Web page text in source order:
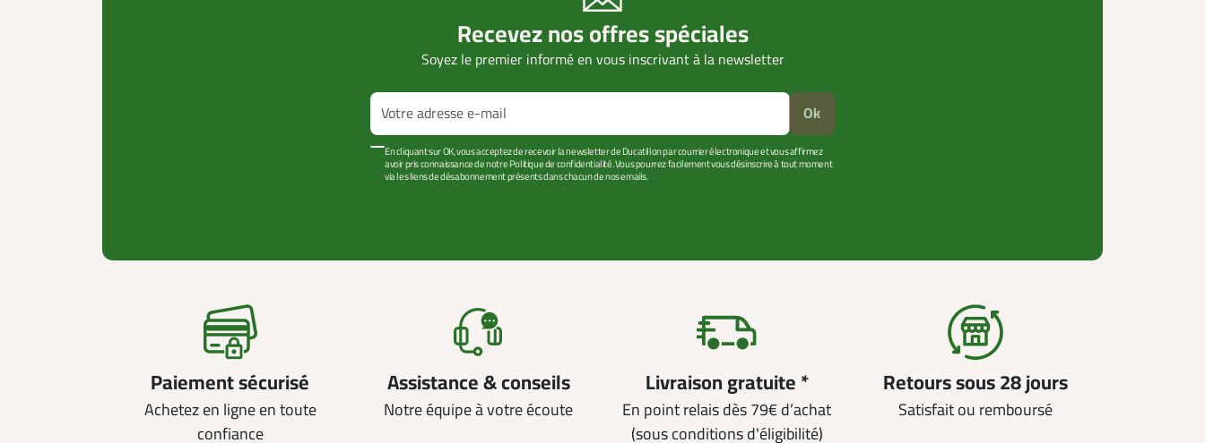
Recevez nos offres spéciales
Soyez le premier informé en vous inscrivant à la newsletter
Ok
En cliquant sur OK, vous acceptez de recevoir la newsletter de Ducatillon par courrier électronique et vous affirmez
avoir pris connaissance de notre Politique de confidentialité. Vous pourrez facilement vous désinscrire à tout moment
via les liens de désabonnement présents dans chacun de nos emails.
Paiement sécurisé
Achetez en ligne en toute
confiance
Assistance & conseils
Notre équipe à votre écoute
Livraison gratuite *
En point relais dès 79€ d’achat
(sous conditions d'éligibilité)
Retours sous 28 jours
Satisfait ou remboursé